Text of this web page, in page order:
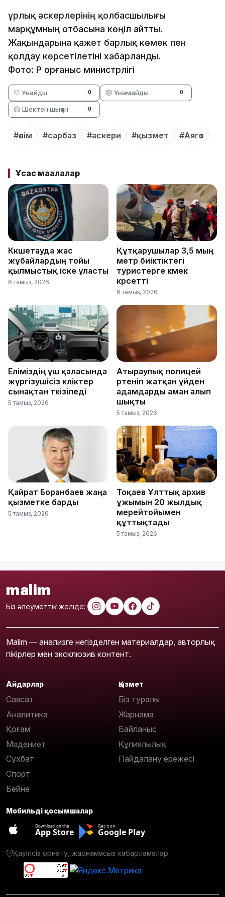
Құрлық әскерлерінің қолбасшылығы
марқұмның отбасына көңіл айтты.
Жақындарына қажет барлық көмек пен
қолдау көрсетілетіні хабарланды.
Фото: ҚР Қорғаныс министрлігі
🤍 Ұнайды 0 😞 Ұнамайды 0
😡 Шектен шыққан 0
#өлім #сарбаз #әскери #қызмет #Аягөз
Ұқсас мақалалар
Көкшетауда жас
жұбайлардың тойы
қылмыстық іске ұласты
6 тамыз, 2026
Құтқарушылар 3,5 мың
метр биіктіктегі
туристерге көмек
көрсетті
6 тамыз, 2026
Еліміздің үш қаласында
жүргізушісіз көліктер
сынақтан өткізіледі
5 тамыз, 2026
Атыраулық полицей
өртеніп жатқан үйден
адамдарды аман алып
шықты
5 тамыз, 2026
Қайрат Боранбаев жаңа
қызметке барды
5 тамыз, 2026
Тоқаев Ұлттық архив
ұжымын 20 жылдық
мерейтойымен
құттықтады
5 тамыз, 2026
malim
Біз әлеуметтік желіде:
Malim — анализге негізделген материалдар, авторлық
пікірлер мен эксклюзив контент.
Айдарлар
Саясат
Аналитика
Қоғам
Мәдениет
Сұхбат
Спорт
Бейне
Қызмет
Біз туралы
Жарнама
Байланыс
Құпиялылық
Пайдалану ережесі
Мобильді қосымшалар
Download on the
App Store
Get it on
Google Play
Қауіпсіз орнату, жарнамасыз хабарламалар.